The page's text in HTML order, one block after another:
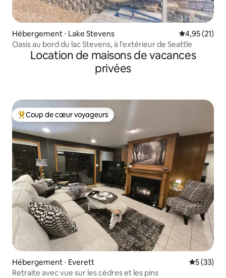
Hébergement ⋅ Lake Stevens Évaluation
4,95 (21)
Oasis au bord du lac Stevens, à l'extérieur de Seattle
Location de maisons de vacances
privées
Coups de cœur voyageurs les plus appréciés
Coup de cœur voyageurs
Hébergement ⋅ Everett
5 (33)
Retraite avec vue sur les cèdres et les pins